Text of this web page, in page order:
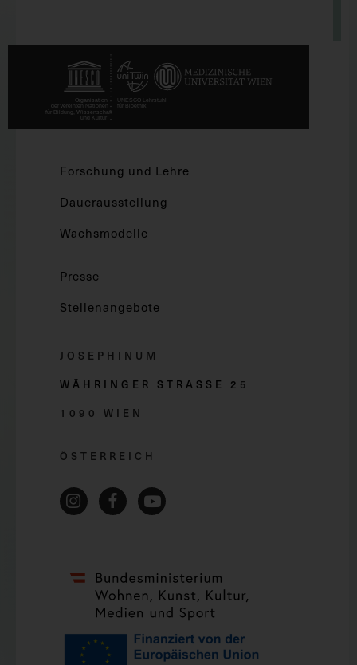
Forschung und Lehre
Dauerausstellung
Wachsmodelle
Presse
Stellenangebote
JOSEPHINUM
WÄHRINGER STRASSE 2 5
1090 WIEN
ÖSTERREICH